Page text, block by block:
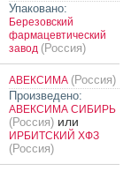
Упаковано:
Березовский
фармацевтический
завод (Россия)
АВЕКСИМА (Россия)
Произведено:
АВЕКСИМА СИБИРЬ
(Россия) или
ИРБИТСКИЙ ХФЗ
(Россия)